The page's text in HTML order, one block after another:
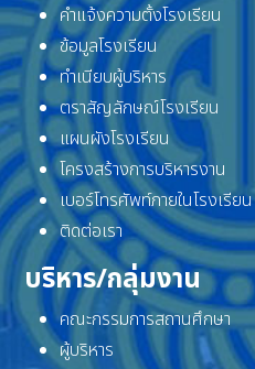
คำแจ้งความตั้งโรงเรียน
ข้อมูลโรงเรียน
ทำเนียบผู้บริหาร
ตราสัญลักษณ์โรงเรียน
แผนผังโรงเรียน
โครงสร้างการบริหารงาน
เบอร์โทรศัพท์ภายในโรงเรียน
ติดต่อเรา
บริหาร/กลุ่มงาน
คณะกรรมการสถานศึกษา
ผู้บริหาร